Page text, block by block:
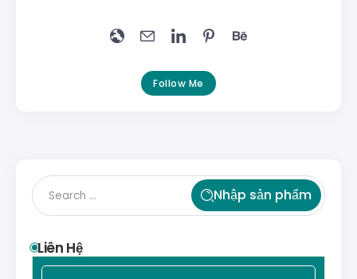
Follow Me
Nhập sản phẩm
Liên Hệ